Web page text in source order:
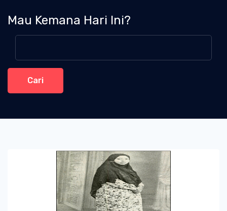
Mau Kemana Hari Ini?
Cari